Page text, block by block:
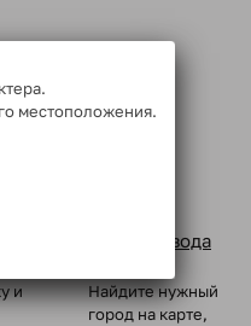
и
экскурсовода
Найдите нужный
город на карте,
местоположения.